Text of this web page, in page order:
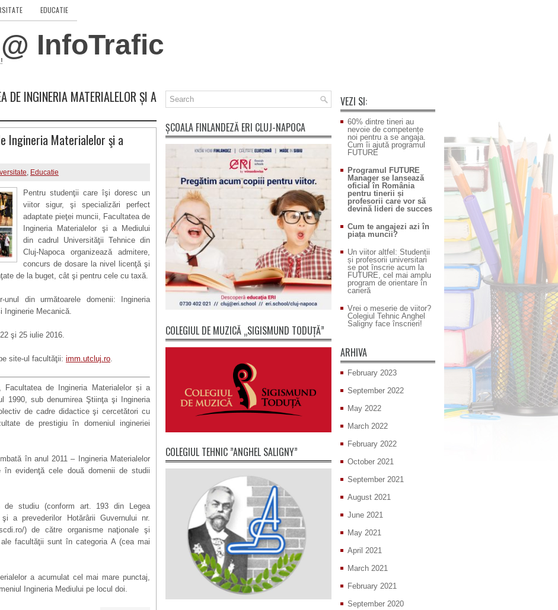
EDUCATIE
InfoTrafic
DE INGINERIA MATERIALELOR ȘI A
Ingineria Materialelor şi a
, Educatie
Pentru studenţii care îşi doresc un
viitor sigur, şi specializări perfect
adaptate pieţei muncii, Facultatea de
Ingineria Materialelor şi a Mediului
din cadrul Universităţii Tehnice din
Cluj-Napoca organizează admitere,
concurs de dosare la nivel licenţă şi
de la buget, cât şi pentru cele cu taxă.
din următoarele domenii: Ingineria
Inginerie Mecanică.
şi 25 iulie 2016.
site-ul facultăţii: imm.utcluj.ro.
Facultatea de Ingineria Materialelor și a
1990, sub denumirea Ştiinţa şi Ingineria
de cadre didactice şi cercetători cu
de prestigiu în domeniul ingineriei
în anul 2011 – Ingineria Materialelor
în evidenţă cele două domenii de studii
de studiu (conform art. 193 din Legea
şiaprevederilor Hotărârii Guvernului nr.
) de către organisme naţionaleşi
facultăţii sunt în categoria A (cea mai
a acumulat cel mai mare punctaj,
Ingineria Mediului pe locul doi.
ȘCOALA FINLANDEZĂ ERI CLUJ-NAPOCA
COLEGIUL DE MUZICĂ „SIGISMUND TODUȚĂ”
COLEGIUL TEHNIC ”ANGHEL SALIGNY”
VEZI SI:
60% dintre tineri au
nevoie de competențe
noi pentru a se angaja.
Cum îi ajută programul
FUTURE
Programul FUTURE
Manager se lansează
oficial în România
pentru tinerii și
profesorii care vor să
devină lideri de succes
Cum te angajezi azi în
piața muncii?
Un viitor altfel: Studenții
și profesorii universitari
se pot înscrie acum la
FUTURE, cel mai amplu
program de orientare în
carieră
Vrei o meserie de viitor?
Colegiul Tehnic Anghel
Saligny face înscrieri!
ARHIVA
February 2023
September 2022
May 2022
March 2022
February 2022
October 2021
September 2021
August 2021
June 2021
May 2021
April 2021
March 2021
February 2021
September 2020